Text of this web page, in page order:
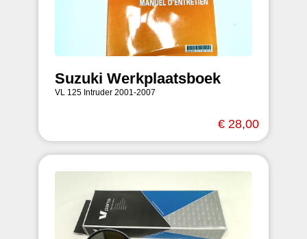
Suzuki Werkplaatsboek
VL 125 Intruder 2001-2007
€ 28,00